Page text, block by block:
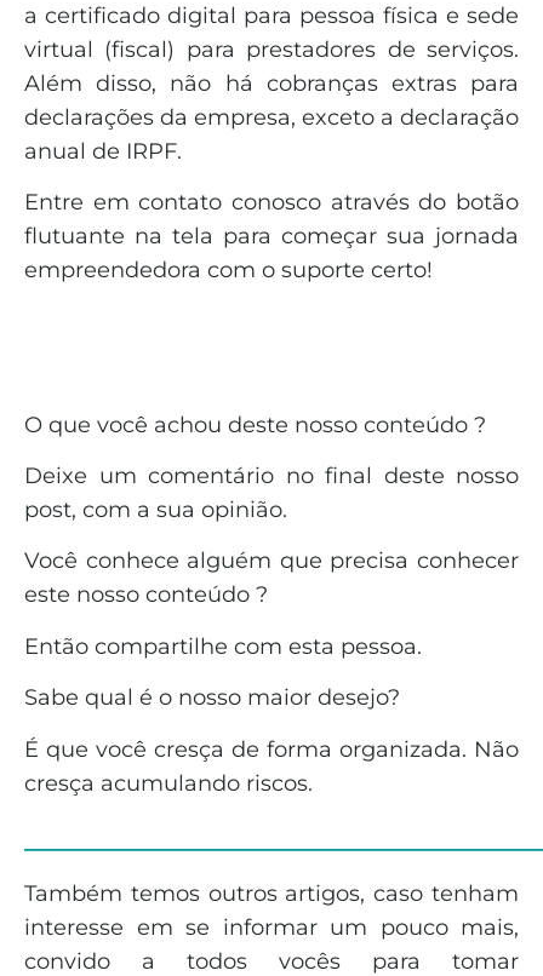
a certificado digital para pessoa física e sede
virtual (fiscal) para prestadores de serviços.
Além disso, não há cobranças extras para
declarações da empresa, exceto a declaração
anual de IRPF.
Entre em contato conosco através do botão
flutuante na tela para começar sua jornada
empreendedora com o suporte certo!
O que você achou deste nosso conteúdo ?
Deixe um comentário no final deste nosso
post, com a sua opinião.
Você conhece alguém que precisa conhecer
este nosso conteúdo ?
Então compartilhe com esta pessoa.
Sabe qual é o nosso maior desejo?
É que você cresça de forma organizada. Não
cresça acumulando riscos.
Também temos outros artigos, caso tenham
interesse em se informar um pouco mais,
convido a todos vocês para tomar